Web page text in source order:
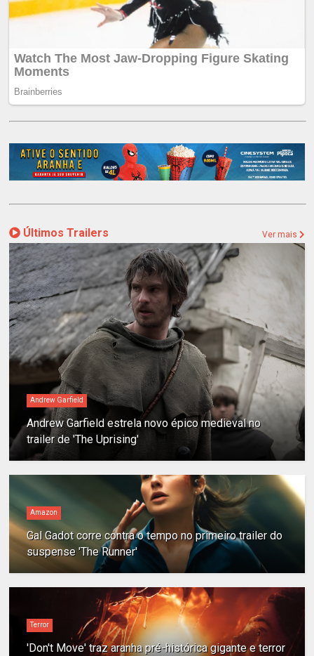
Últimos Trailers Ver mais
Andrew Garfield
Andrew Garfield estrela novo épico medieval no
trailer de 'The Uprising'
Amazon
Gal Gadot corre contra o tempo no primeiro trailer do
suspense 'The Runner'
Terror
'Don't Move' traz aranha pré-histórica gigante e terror